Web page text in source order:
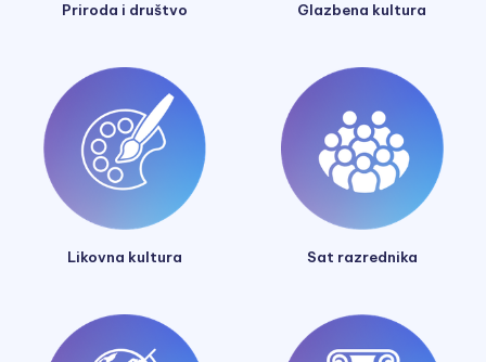
Priroda i društvo Glazbena kultura
Likovna kultura Sat razrednika